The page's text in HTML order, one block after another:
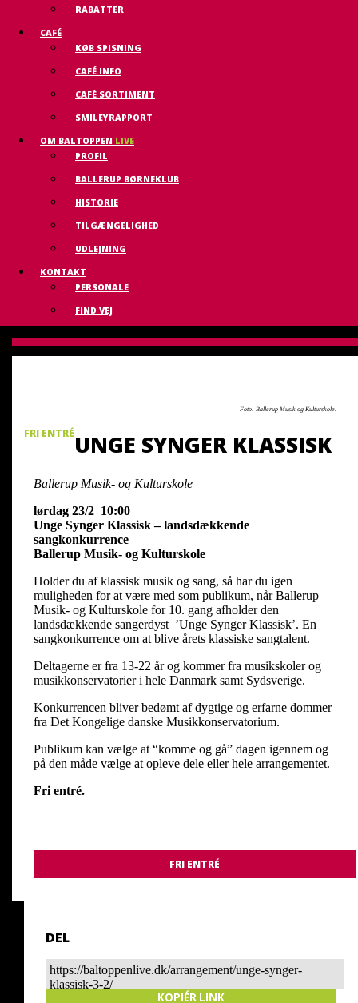
RABATTER
CAFÉ
KØB SPISNING
CAFÉ INFO
CAFÉ SORTIMENT
SMILEYRAPPORT
OM BALTOPPEN LIVE
PROFIL
BALLERUP BØRNEKLUB
HISTORIE
TILGÆNGELIGHED
UDLEJNING
KONTAKT
PERSONALE
FIND VEJ
FRI ENTRÉ
Foto: Ballerup Musik og Kulturskole.
UNGE SYNGER KLASSISK
Ballerup Musik- og Kulturskole
lørdag 23/2 10:00
Unge Synger Klassisk – landsdækkende
sangkonkurrence
Ballerup Musik- og Kulturskole
Holder du af klassisk musik og sang, så har du igen
muligheden for at være med som publikum, når Ballerup
Musik- og Kulturskole for 10. gang afholder den
landsdækkende sangerdyst ’Unge Synger Klassisk’. En
sangkonkurrence om at blive årets klassiske sangtalent.
Deltagerne er fra 13-22 år og kommer fra musikskoler og
musikkonservatorier i hele Danmark samt Sydsverige.
Konkurrencen bliver bedømt af dygtige og erfarne dommer
fra Det Kongelige danske Musikkonservatorium.
Publikum kan vælge at “komme og gå” dagen igennem og
på den måde vælge at opleve dele eller hele arrangementet.
Fri entré.
FRI ENTRÉ
DEL
https://baltoppenlive.dk/arrangement/unge-synger-
klassisk-3-2/
KOPIÉR LINK